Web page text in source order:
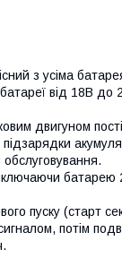
з усіма
від 18В до
двигуном
пуску (старт
потім